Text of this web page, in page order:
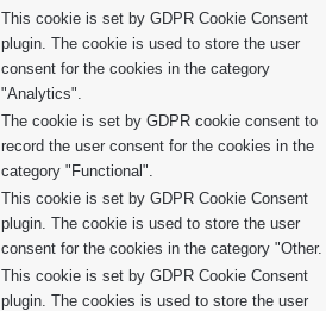
This cookie is set by GDPR Cookie Consent
plugin. The cookie is used to store the user
consent for the cookies in the category
"Analytics".
The cookie is set by GDPR cookie consent to
record the user consent for the cookies in the
category "Functional".
This cookie is set by GDPR Cookie Consent
plugin. The cookie is used to store the user
consent for the cookies in the category "Other.
This cookie is set by GDPR Cookie Consent
plugin. The cookies is used to store the user